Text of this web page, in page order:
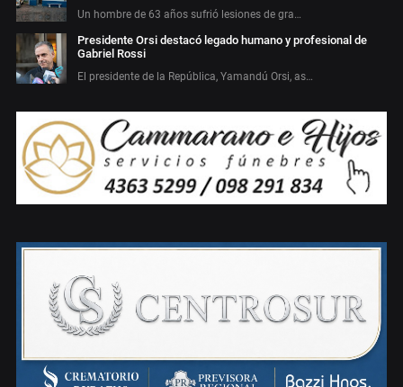
Un hombre de 63 años sufrió lesiones de gra…
Presidente Orsi destacó legado humano y profesional de
Gabriel Rossi
El presidente de la República, Yamandú Orsi, as…